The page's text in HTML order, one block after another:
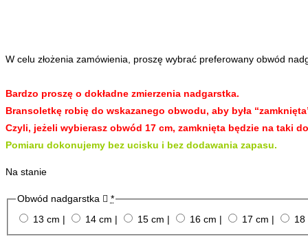
W celu złożenia zamówienia, proszę wybrać preferowany obwód
Bardzo proszę o dokładne zmierzenia nadgarstka.
Bransoletkę robię do wskazanego obwodu, aby była
Czyli, jeżeli wybierasz obwód 17 cm, zamknięta będzie na taki
Pomiaru dokonujemy bez ucisku i bez dodawania zapasu.
Na stanie
Obwód nadgarstka
*
13 cm |
14 cm | 15 cm | 16 cm | 17 cm |